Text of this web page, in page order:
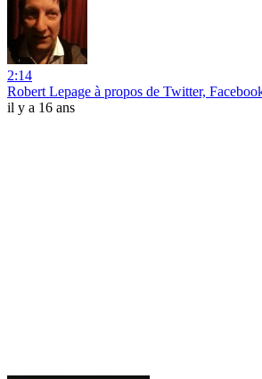
2:14
Robert Lepage à propos de Twitter,
il y a 16 ans